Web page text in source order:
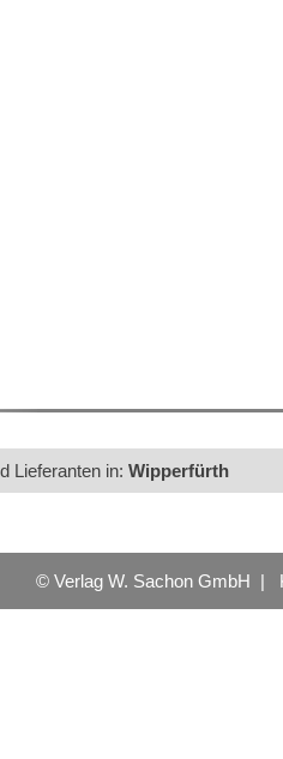
Lieferanten in: Wipperfürth
© Verlag W. Sachon GmbH |